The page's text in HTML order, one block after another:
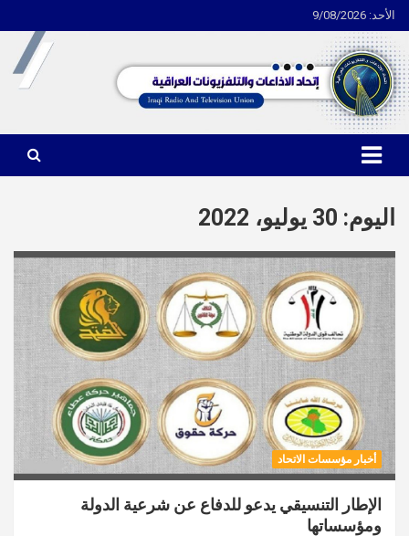
الأحد: 9/08/2026
Skip
to
content
اتحاد الاذاعات والتلفزيونات العراقية
اليوم: 30 يوليو، 2022
أخبار مؤسسات الاتحاد
الإطار التنسيقي يدعو للدفاع عن شرعية الدولة
ومؤسساتها